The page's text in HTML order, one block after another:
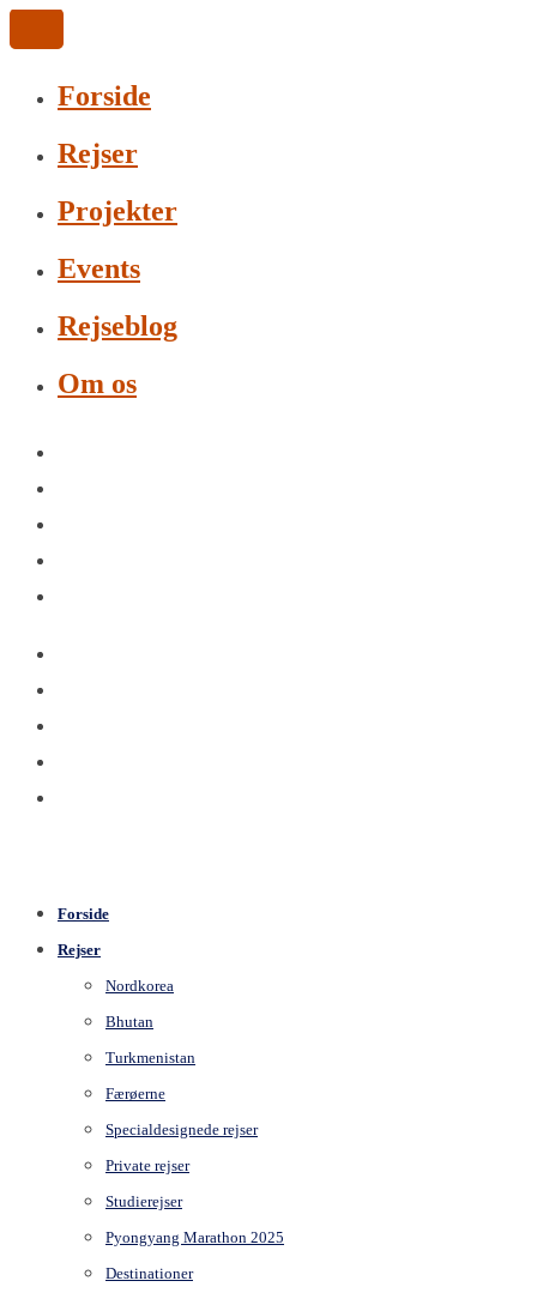
Forside
Rejser
Projekter
Events
Rejseblog
Om os
Forside
Rejser
Nordkorea
Bhutan
Turkmenistan
Færøerne
Specialdesignede rejser
Private rejser
Studierejser
Pyongyang Marathon 2025
Destinationer